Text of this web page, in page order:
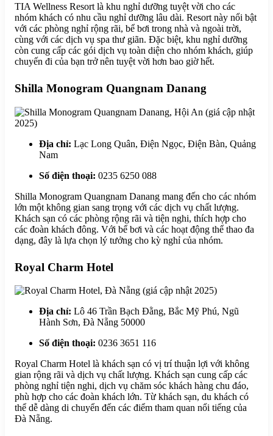
TIA Wellness Resort là khu nghỉ dưỡng tuyệt vời cho các
nhóm khách có nhu cầu nghỉ dưỡng lâu dài. Resort này nổi bật
với các phòng nghỉ rộng rãi, bể bơi trong nhà và ngoài trời,
cùng với các dịch vụ spa thư giãn. Đặc biệt, khu nghỉ dưỡng
còn cung cấp các gói dịch vụ toàn diện cho nhóm khách, giúp
chuyến đi của bạn trở nên tuyệt vời hơn bao giờ hết.
Shilla Monogram Quangnam Danang
Địa chỉ: Lạc Long Quân, Điện Ngọc, Điện Bàn, Quảng
Nam
Số điện thoại: 0235 6250 088
Shilla Monogram Quangnam Danang mang đến cho các nhóm
lớn một không gian sang trọng với các dịch vụ chất lượng.
Khách sạn có các phòng rộng rãi và tiện nghi, thích hợp cho
các đoàn khách đông. Với bể bơi và các hoạt động thể thao đa
dạng, đây là lựa chọn lý tưởng cho kỳ nghỉ của nhóm.
Royal Charm Hotel
Địa chỉ: Lô 46 Trần Bạch Đằng, Bắc Mỹ Phú, Ngũ
Hành Sơn, Đà Nẵng 50000
Số điện thoại: 0236 3651 116
Royal Charm Hotel là khách sạn có vị trí thuận lợi với không
gian rộng rãi và dịch vụ chất lượng. Khách sạn cung cấp các
phòng nghỉ tiện nghi, dịch vụ chăm sóc khách hàng chu đáo,
phù hợp cho các đoàn khách lớn. Từ khách sạn, du khách có
thể dễ dàng di chuyển đến các điểm tham quan nổi tiếng của
Đà Nẵng.